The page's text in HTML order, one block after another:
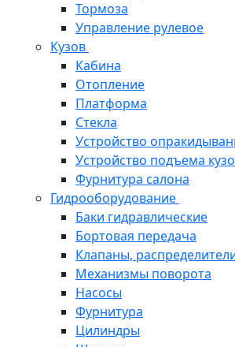
Тормоза
Управление рулевое
Кузов
Кабина
Отопление
Платформа
Стекла
Устройство
Устройство подъема
Фурнитура салона
Гидрооборудование
Баки гидравлические
Бортовая передача
Клапаны,
Механизмы поворота
Насосы
Фурнитура
Цилиндры